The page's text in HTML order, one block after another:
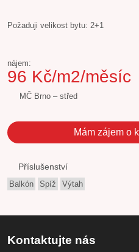
Požaduji velikost bytu: 2+1
nájem:
96 Kč/m2/měsíc
MČ Brno – střed
Mám zájem o
Příslušenství
Balkón Spíž Výtah
Kontaktujte nás